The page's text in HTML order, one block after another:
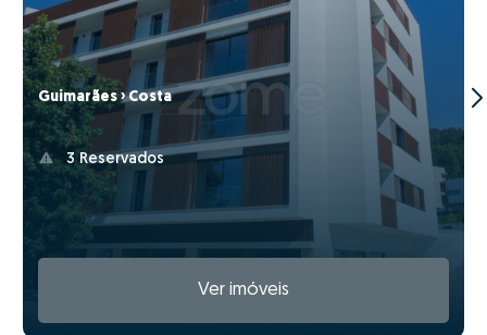
Guimarães › Costa
3 Reservados
Ver imóveis